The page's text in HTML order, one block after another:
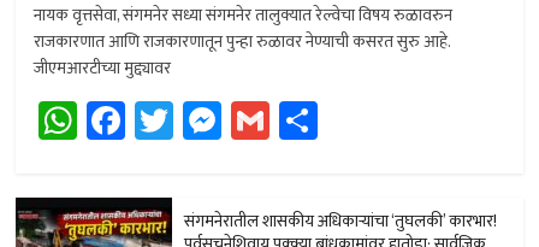
नायक वृत्तसेवा, संगमनेर सध्या संगमनेर तालुक्यात रेल्वेचा विषय रुळावरुन
राजकारणात आणि राजकारणातून पुन्हा रुळावर नेण्याची कसरत सुरु आहे.
जीएमआरटीच्या मुद्द्यावर
W
h
at
Fa
ce
b
T
wi
tt
M
es
se
G
m
ail e
संगमनेरातील शासकीय अधिकार्‍यांचा ‘तुघलकी’ कारभार!